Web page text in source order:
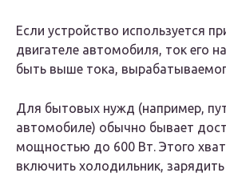
Если устройство используется
двигателе автомобиля, ток его
быть выше тока,
Для бытовых нужд (например,
автомобиле) обычно бывает
мощностью до 600 Вт. Этого
включить холодильник,